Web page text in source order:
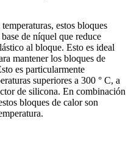
estos bloques
de níquel que reduce
al bloque. Esto es ideal
mantener los bloques de
es particularmente
superiores a 300 ° C, a
de silicona. En combinación
bloques de calor son